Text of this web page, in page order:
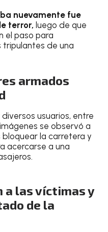
nuevamente fue
terror, luego de que
el paso para
de una
armados
usuarios, entre
imágenes se observó a
la carretera y
acercarse a una
a las víctimas y
de la